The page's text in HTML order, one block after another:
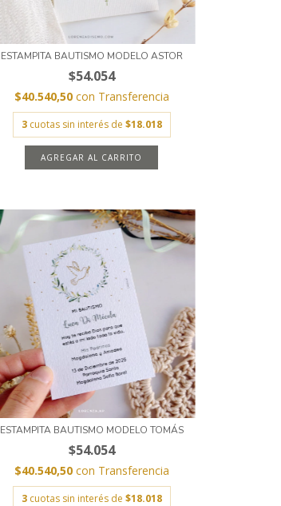
ESTAMPITA BAUTISMO MODELO ASTOR
$54.054
$40.540,50 con Transferencia
3 cuotas sin interés de $18.018
AGREGAR AL CARRITO
ESTAMPITA BAUTISMO MODELO TOMÁS
$54.054
$40.540,50 con Transferencia
3 cuotas sin interés de $18.018